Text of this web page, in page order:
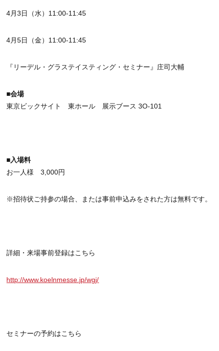
4月3日（水）11:00-11:45
4月5日（金）11:00-11:45
『リーデル・グラステイスティング・セミナー』庄司大輔
■会場
東京ビックサイト 東ホール 展示ブース 3O-101
■入場料
お一人様 3,000円
※招待状ご持参の場合、または事前申込みをされた方は無料です。
詳細・来場事前登録はこちら
http://www.koelnmesse.jp/wgj/
セミナーの予約はこちら